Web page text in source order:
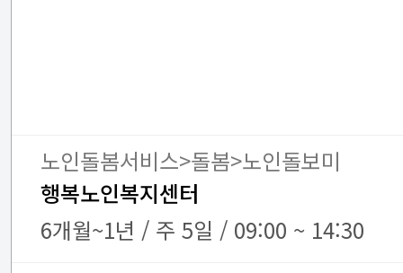
노인돌봄서비스>돌봄>노인돌보미
행복노인복지센터
6개월~1년 / 주 5일 / 09:00 ~ 14:30